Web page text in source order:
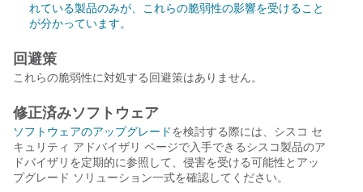
れている製品のみが、これらの脆弱性の影響を受けること
が分かっています。
回避策
これらの脆弱性に対処する回避策はありません。
修正済みソフトウェア
ソフトウェアのアップグレードを検討する際には、シスコ セ
キュリティ アドバイザリ ページで入手できるシスコ製品のア
ドバイザリを定期的に参照して、侵害を受ける可能性とアッ
プグレード ソリューション一式を確認してください。